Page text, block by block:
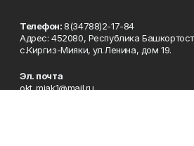
Телефон:8(34788)2-17-84
Адрес: 452080, Республика
с.Киргиз-Мияки, ул.Ленина, дом 19.
Эл. почта
okt_miak1@mail.ru